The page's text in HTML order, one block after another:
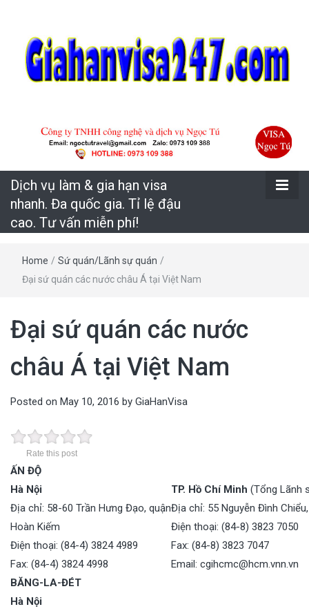
Dịch vụ làm &
gia hạn visa
nhanh. Đa
quốc gia. Tỉ lệ
đậu cao. Tư
vấn miễn phí!
Dịch vụ làm & gia hạn visa
nhanh. Đa quốc gia. Tỉ lệ đậu
cao. Tư vấn miễn phí!
Home / Sứ quán/Lãnh sự quán /
Đại sứ quán các nước châu Á tại Việt Nam
Đại sứ quán các nước
châu Á tại Việt Nam
Posted on May 10, 2016 by GiaHanVisa
Rate this post
ẤN ĐỘ
Hà Nội
TP. Hồ Chí Minh (Tổng Lãnh
Địa chỉ: 58-60 Trần Hưng Đạo, quận
Hoàn Kiếm
Điện thoại: (84-4) 3824 4989
Fax: (84-4) 3824 4998
Địa chỉ: 55 Nguyễn Đình
Điện thoại: (84-8) 3823 7050
Fax: (84-8) 3823 7047
Email: cgihcmc@hcm.vnn.vn
BĂNG-LA-ĐÉT
Hà Nội